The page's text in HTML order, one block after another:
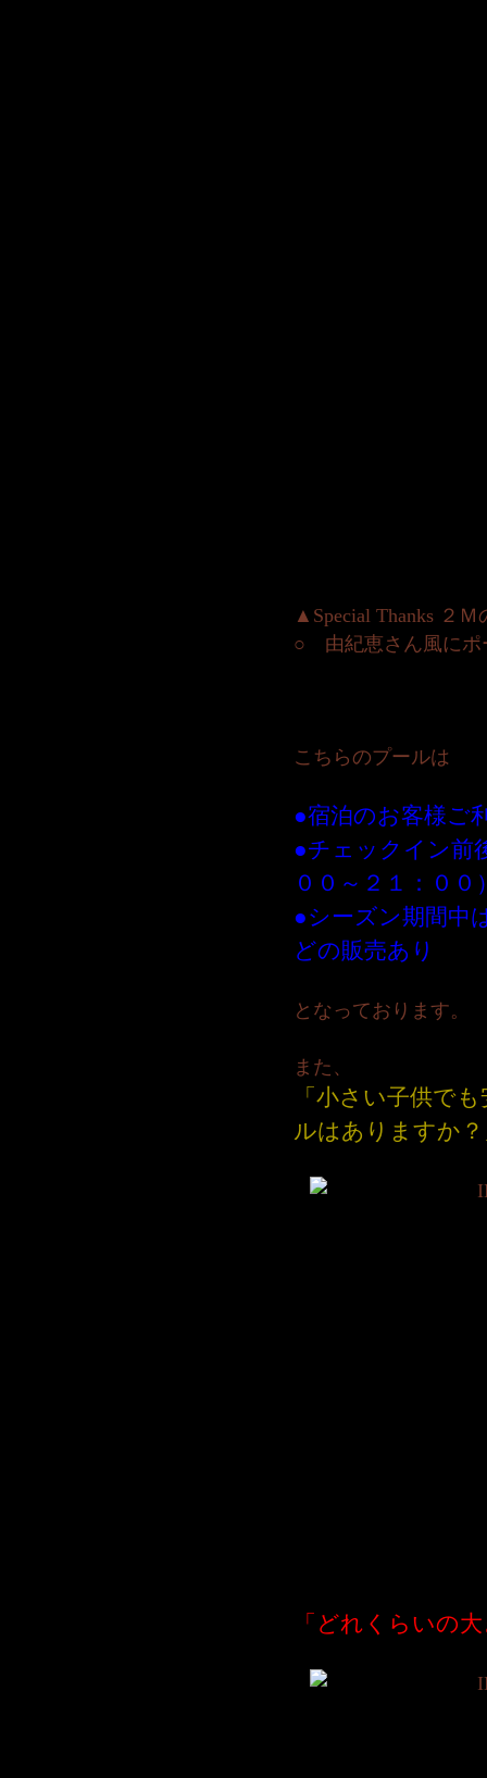
▲Special Thanks ２
○ 由紀恵さん風にポ
こちらのプールは
●宿泊のお客様ご
●チェックイン前
００～２１：００
●シーズン期間中
どの販売あり
となっております。
また、
「小さい子供で
ルはありますか
「どれくらいの